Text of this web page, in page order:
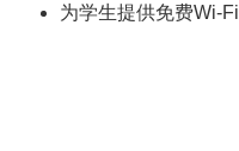
为学生提供免费Wi-Fi